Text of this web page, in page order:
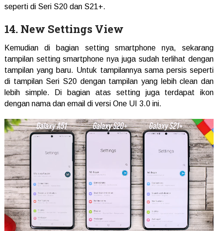
seperti di Seri S20 dan S21+.
14. New Settings View
Kemudian di bagian setting smartphone nya, sekarang
tampilan setting smartphone nya juga sudah terlihat dengan
tampilan yang baru. Untuk tampilannya sama persis seperti
di tampilan Seri S20 dengan tampilan yang lebih clean dan
lebih simple. Di bagian atas setting juga terdapat ikon
dengan nama dan email di versi One UI 3.0 ini.